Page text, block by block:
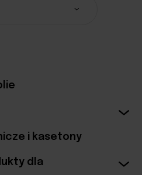
i kasetony
dla